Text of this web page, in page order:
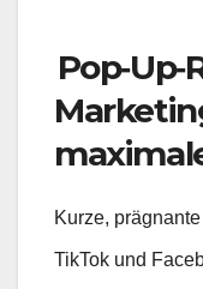
Kurze,
TikTok und